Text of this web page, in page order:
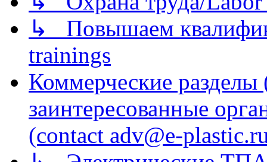
↳ Повышаем
trainings
Коммерческие
заинтересованные
(contact adv@e-